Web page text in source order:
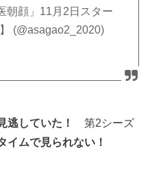
朝顔」11月2日スター
(@asagao2_2020)
逃していた！
第2シーズ
イムで見られない！